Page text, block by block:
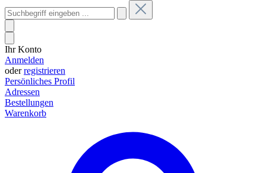
Ihr Konto
Anmelden
oderregistrieren
Persönliches Profil
Adressen
Bestellungen
Warenkorb